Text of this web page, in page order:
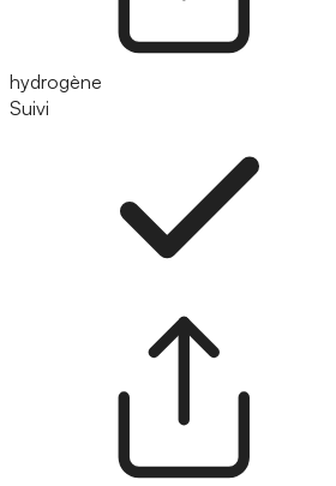
hydrogène
Suivi